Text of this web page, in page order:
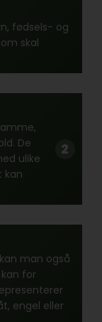
fødsels- og
skal
De
ulike
kan
man også
for
engel eller